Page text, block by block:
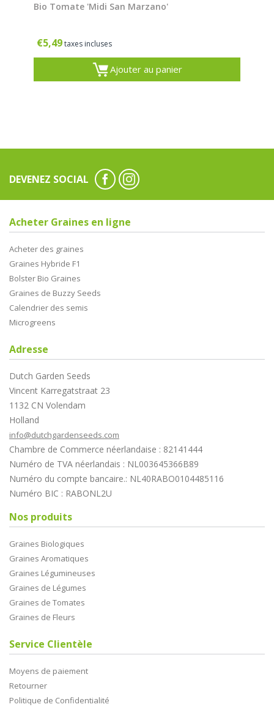
Bio Tomate 'Midi San Marzano'
€5,49taxes incluses
Ajouter au panier
DEVENEZ SOCIAL
Acheter Graines en ligne
Acheter des graines
Graines Hybride F1
Bolster Bio Graines
Graines de Buzzy Seeds
Calendrier des semis
Microgreens
Adresse
Dutch Garden Seeds
Vincent Karregatstraat 23
1132 CN Volendam
Holland
info@dutchgardenseeds.com
Chambre de Commerce néerlandaise : 82141444
Numéro de TVA néerlandais : NL003645366B89
Numéro du compte bancaire.: NL40RABO0104485116
Numéro BIC : RABONL2U
Nos produits
Graines Biologiques
Graines Aromatiques
Graines Légumineuses
Graines de Légumes
Graines de Tomates
Graines de Fleurs
Service Clientèle
Moyens de paiement
Retourner
Politique de Confidentialité